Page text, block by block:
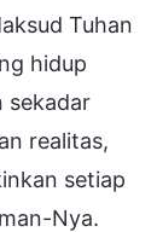
Tuhan
hidup
sekadar
realitas,
setiap
Nya.